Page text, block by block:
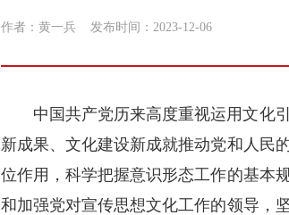
作者：黄一兵 发布时间：2023-12-06
中国共产党历来高度重视运用文化
新成果、文化建设新成就推动党和人民
位作用，科学把握意识形态工作的基本
和加强党对宣传思想文化工作的领导，